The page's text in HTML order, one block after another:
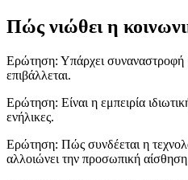
Πώς νιώθει η
Ερώτηση: Υπάρχει συναναστροφή
επιβάλλεται.
Ερώτηση: Είναι η εμπειρία
ενήλικες.
Ερώτηση: Πώς συνδέεται η
αλλοιώνει την προσωπική